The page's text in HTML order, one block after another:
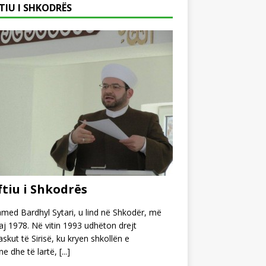
I SHKODRËS
i Shkodrës
Bardhyl Sytari, u lind në Shkodër, më
1978. Në vitin 1993 udhëton drejt
të Sirisë, ku kryen shkollën e
dhe të lartë, [...]